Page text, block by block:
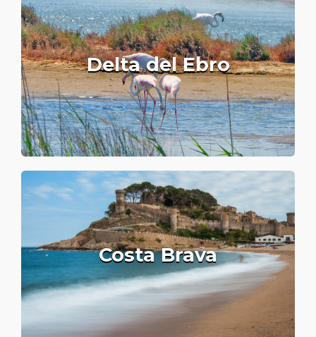
Delta del Ebro
Costa Brava